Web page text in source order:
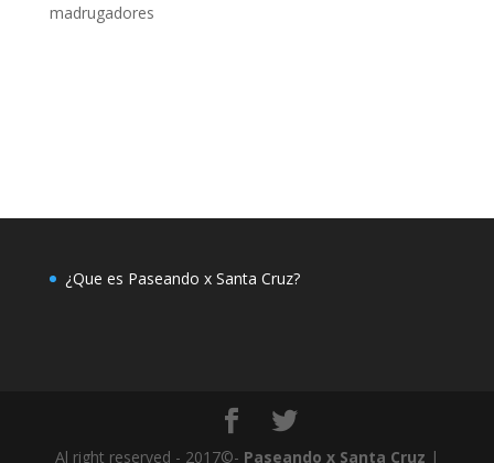
madrugadores
¿Que es Paseando x Santa Cruz?
Al right reserved - 2017©- Paseando x Santa Cruz |